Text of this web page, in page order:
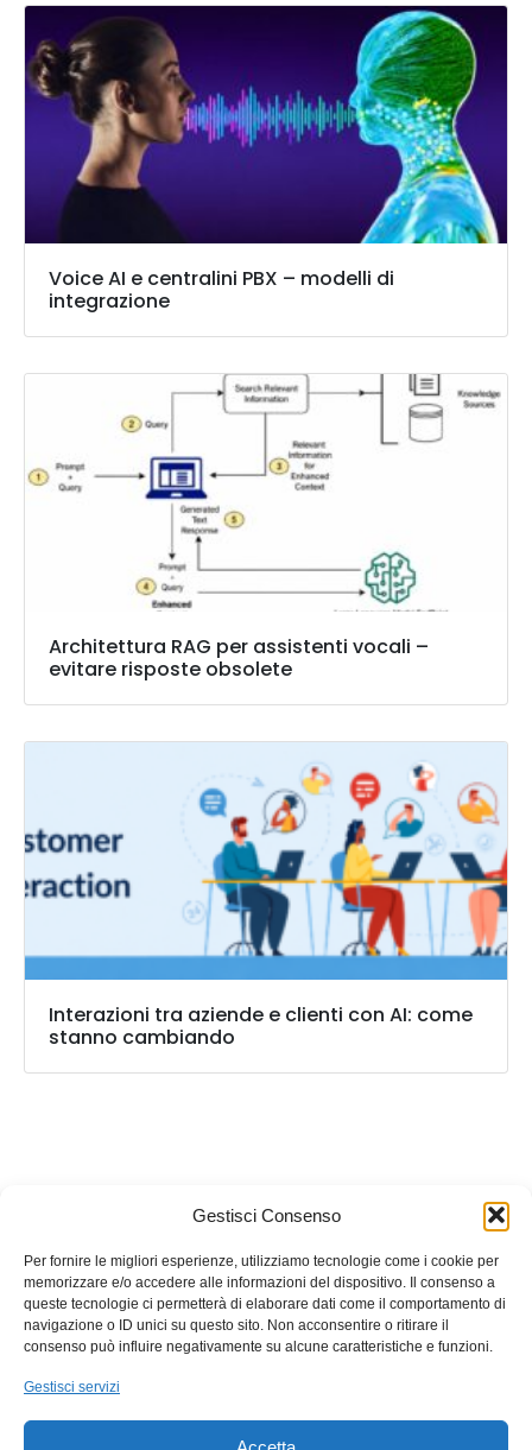
Gestisci Consenso
Per fornire le migliori esperienze, utilizziamo tecnologie come i cookie per
memorizzare e/o accedere alle informazioni del dispositivo. Il consenso a
queste tecnologie ci permetterà di elaborare dati come il comportamento di
navigazione o ID unici su questo sito. Non acconsentire o ritirare il
consenso può influire negativamente su alcune caratteristiche e funzioni.
Gestisci servizi
Voice AI e centralini PBX – modelli di
integrazione
Architettura RAG per assistenti vocali –
evitare risposte obsolete
Interazioni tra aziende e clienti con AI: come
stanno cambiando
P.IVA: 02532780646